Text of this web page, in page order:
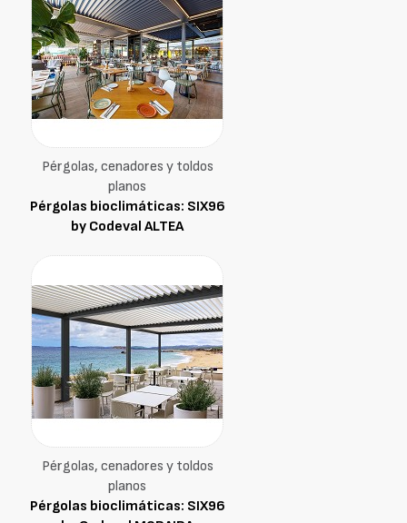
Pérgolas, cenadores y toldos
planos
Pérgolas bioclimáticas: SIX96
by Codeval ALTEA
Pérgolas, cenadores y toldos
planos
Pérgolas bioclimáticas: SIX96